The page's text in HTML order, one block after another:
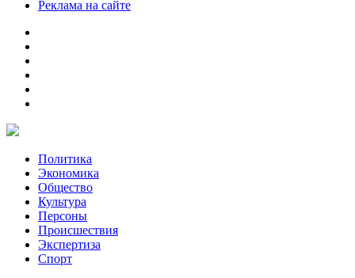
Реклама на сайте
Политика
Экономика
Общество
Культура
Персоны
Происшествия
Экспертиза
Спорт